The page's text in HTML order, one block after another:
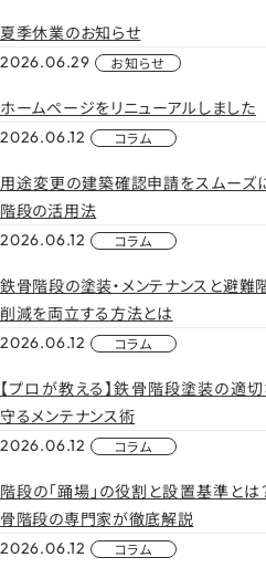
夏季休業のお知らせ
2026.06.29 お知らせ
ホームページをリニューアルしました
2026.06.12 コラム
用途変更の建築確認申請をスムーズ
階段の活用法
2026.06.12 コラム
鉄骨階段の塗装・メンテナンスと避
削減を両立する方法とは
2026.06.12 コラム
【プロが教える】鉄骨階段塗装の適
守るメンテナンス術
2026.06.12 コラム
階段の「踊場」の役割と設置基準と
骨階段の専門家が徹底解説
2026.06.12 コラム